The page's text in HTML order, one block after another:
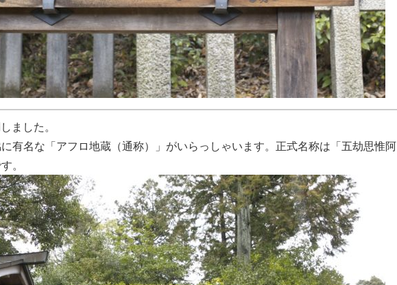
ました。
有名な「アフロ地蔵（通称）」がいらっしゃいます。正式名称は「五劫思惟阿
。